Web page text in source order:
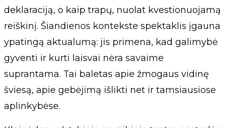
deklaraciją, o kaip trapų, nuolat kvestionuojamą
reiškinį. Šiandienos kontekste spektaklis įgauna
ypatingą aktualumą: jis primena, kad galimybė
gyventi ir kurti laisvai nėra savaime
suprantama. Tai baletas apie žmogaus vidinę
šviesą, apie gebėjimą išlikti net ir tamsiausiose
aplinkybėse.